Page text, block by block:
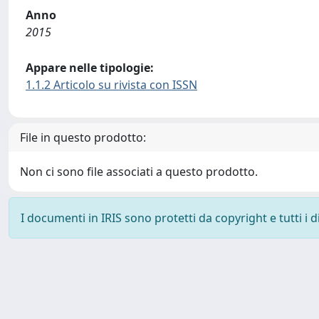
Anno
2015
Appare nelle tipologie:
1.1.2 Articolo su rivista con ISSN
File in questo prodotto:
Non ci sono file associati a questo prodotto.
I documenti in IRIS sono protetti da copyright e tutti i